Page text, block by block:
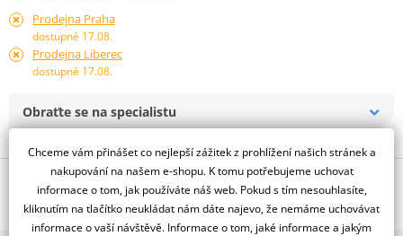
Prodejna Praha
dostupné 17.08.
Prodejna Liberec
dostupné 17.08.
Obraťte se na specialistu
Popis a parametry
Jsme autorizovaný
dealer značky NGK
Chceme vám přinášet co nejlepší zážitek z prohlížení našich stránek a
nakupování na našem e-shopu. K tomu potřebujeme uchovat
informace o tom, jak používáte náš web. Pokud s tím nesouhlasíte,
kliknutím na tlačítko neukládat nám dáte najevo, že nemáme uchovávat
informace o vaší návštěvě. Informace o tom, jaké informace a jakým